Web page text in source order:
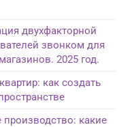
двухфакторной
звонком для
2025 год.
как создать
производство: какие